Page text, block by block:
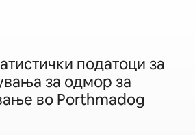
податоци за
за одмор за
во Porthmadog